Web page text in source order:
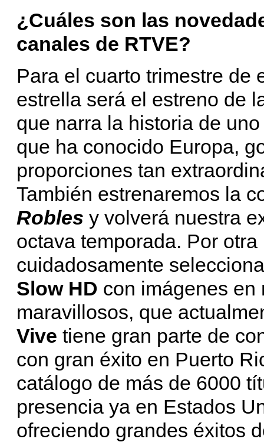
¿Cuáles son las
canales de RTVE?
Para el cuarto trimestre de
estrella será el estreno de
que narra la historia de
que ha conocido Europa,
proporciones tan
También estrenaremos la
Robles y volverá nuestra
octava temporada. Por
cuidadosamente
Slow HD con imágenes en
maravillosos, que
Vive tiene gran parte de
con gran éxito en Puerto
catálogo de más de 6000
presencia ya en Estados
ofreciendo grandes éxitos